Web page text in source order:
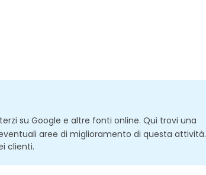
su Google e altre fonti online. Qui trovi una
aree di miglioramento di questa attività.
clienti.